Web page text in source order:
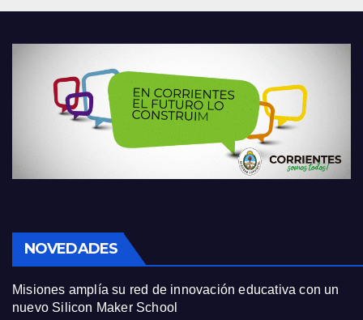
NOVEDADES
Misiones amplía su red de innovación educativa con un
nuevo Silicon Maker School